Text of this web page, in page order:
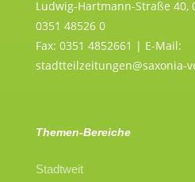
Ludwig-Hartmann-Straße 40,
0351 48526 0
Fax: 0351 4852661 | E-Mail:
stadtteilzeitungen@saxonia-
Themen-Bereiche
Stadtweit